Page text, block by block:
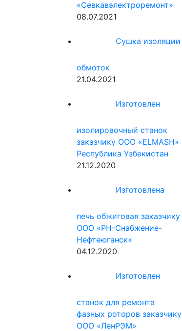
«Севкавэлектроремонт»
08.07.2021
Сушка изоляции
обмоток
21.04.2021
Изготовлен
изолировочный станок
заказчику ООО «ELMASH»
Республика Узбекистан
21.12.2020
Изготовлена
печь обжиговая заказчику
ООО «РН-Снабжение-
Нефтеюганск»
04.12.2020
Изготовлен
станок для ремонта
фазных роторов заказчику
ООО «ЛенРЭМ»